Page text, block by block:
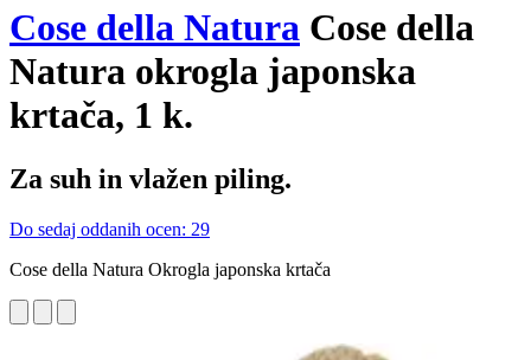
Cose della Natura Cose della
Natura okrogla japonska
krtača, 1 k.
Za suh in vlažen piling.
Do sedaj oddanih ocen: 29
Cose della Natura Okrogla japonska krtača